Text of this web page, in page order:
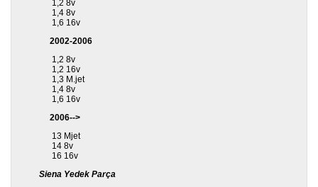
1,2 8v
1,4 8v
1,6 16v
2002-2006
1,2 8v
1,2 16v
1,3 M.jet
1,4 8v
1,6 16v
2006-->
13 Mjet
14 8v
16 16v
Siena Yedek Parça